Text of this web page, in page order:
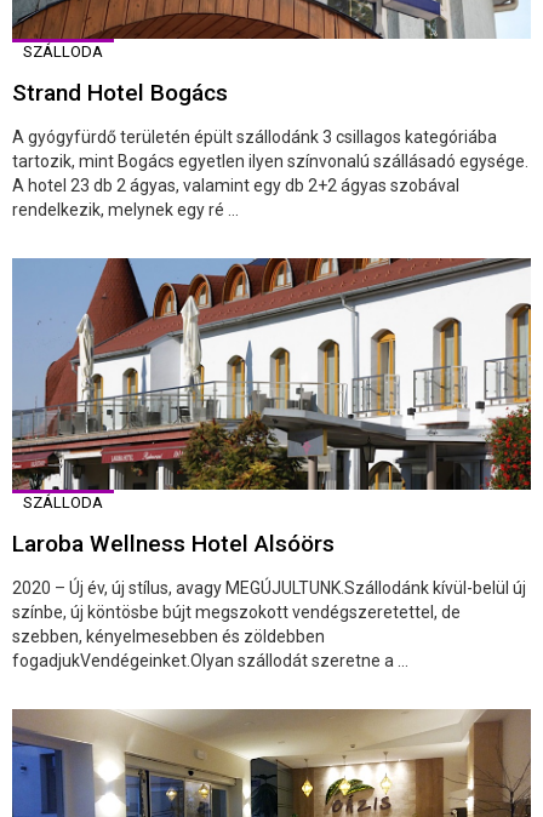
SZÁLLODA
Strand Hotel Bogács
A gyógyfürdő területén épült szállodánk 3 csillagos kategóriába
tartozik, mint Bogács egyetlen ilyen színvonalú szállásadó egysége.
A hotel 23 db 2 ágyas, valamint egy db 2+2 ágyas szobával
rendelkezik, melynek egy ré ...
SZÁLLODA
Laroba Wellness Hotel Alsóörs
2020 – Új év, új stílus, avagy MEGÚJULTUNK.Szállodánk kívül-belül új
színbe, új köntösbe bújt megszokott vendégszeretettel, de
szebben, kényelmesebben és zöldebben
fogadjukVendégeinket.Olyan szállodát szeretne a ...